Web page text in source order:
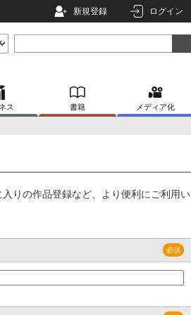
新規登録 ログイン
ス 書籍 メディア化
りの作品登録など、より便利にご利用い